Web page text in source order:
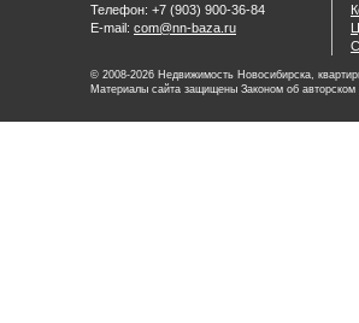
Телефон: +7 (903) 900-36-84
E-mail: com@nn-baza.ru
© 2008-2026 Недвижимость Новосибирска,
Материалы сайта защищены Законом об авторском